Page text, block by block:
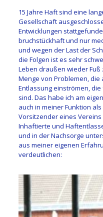
15 Jahre Haft sind eine
Gesellschaft
Entwicklungen
bruchstückhaft und nur
und wegen der Last der
die Folgen ist es sehr
Leben draußen wieder
Menge von Problemen,
Entlassung einströmen,
sind. Das habe ich am
auch in meiner Funktion
Vorsitzender eines
Inhaftierte und
und in der Nachsorge
aus meiner eigenen
verdeutlichen: